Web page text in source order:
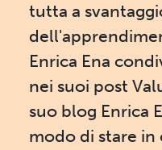
tutta a
Enrica Ena
nei suoi post
suo blog Enrica
modo di stare in